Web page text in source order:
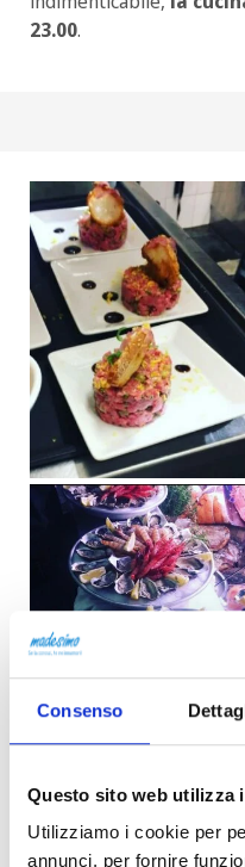
Consenso
Questo sito web utilizza
Utilizziamo i cookie per
annunci, per fornire
23.00.